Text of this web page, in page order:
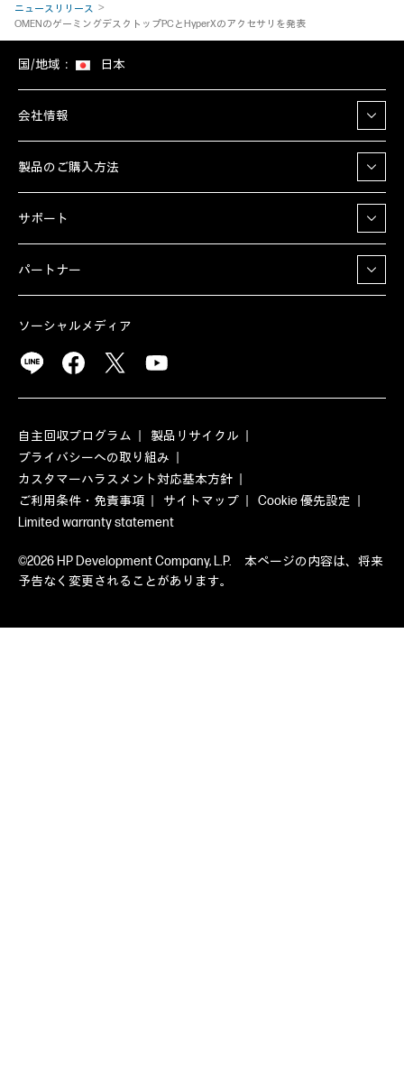
ニュースリリース
OMENのゲーミングデスクトップPCとHyperXのアクセサリを発表
国/地域： 日本
会社情報
製品のご購入方法
サポート
パートナー
ソーシャルメディア
自主回収プログラム
製品リサイクル
プライバシーへの取り組み
カスタマーハラスメント対応基本方針
ご利用条件・免責事項
サイトマップ
Cookie 優先設定
Limited warranty statement
©2026 HP Development Company, L.P. 本ページの内容は、将来
予告なく変更されることがあります。